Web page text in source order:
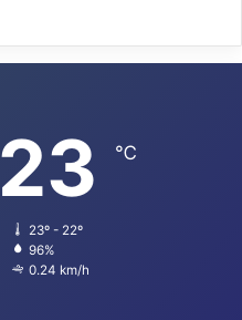
23 ℃
23º - 22º
96%
0.24 km/h